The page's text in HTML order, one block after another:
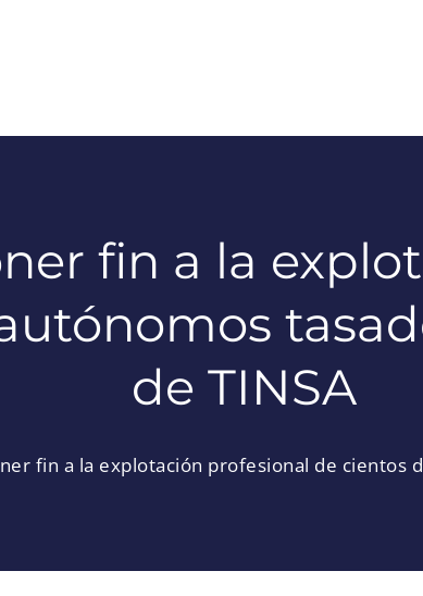
fin a la
de TINSA
fin a la explotación profesional de cientos